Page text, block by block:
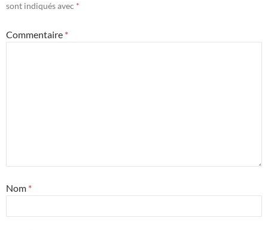
sont indiqués avec *
Commentaire *
Nom *